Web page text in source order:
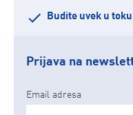
Budite uvek u
Prijava na
Email adresa